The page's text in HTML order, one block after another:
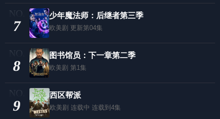
7
少年魔法师：后继者第三季
欧美剧 更新第04集
8
图书馆员：下一章第二季
欧美剧 第1集
9
西区帮派
欧美剧 连载中 连载到4集